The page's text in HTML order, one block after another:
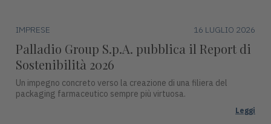
IMPRESE 16 LUGLIO 2026
Palladio Group S.p.A. pubblica il Report di
Sostenibilità 2026
Un impegno concreto verso la creazione di una filiera del
packaging farmaceutico sempre più virtuosa.
Leggi